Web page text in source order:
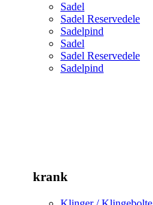
Sadel
Sadel Reservedele
Sadelpind
Sadel
Sadel Reservedele
Sadelpind
krank